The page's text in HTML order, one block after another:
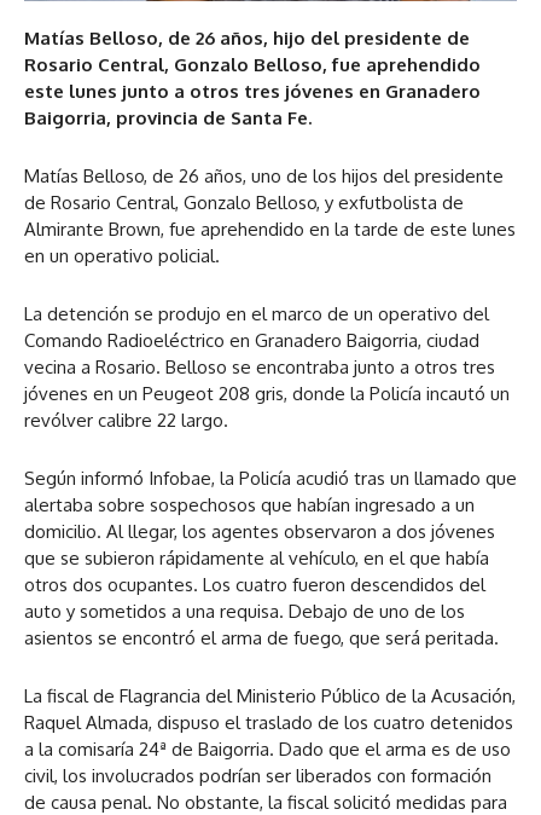
Matías Belloso, de 26 años, hijo del presidente de
Rosario Central, Gonzalo Belloso, fue aprehendido
este lunes junto a otros tres jóvenes en Granadero
Baigorria, provincia de Santa Fe.
Matías Belloso, de 26 años, uno de los hijos del presidente
de Rosario Central, Gonzalo Belloso, y exfutbolista de
Almirante Brown, fue aprehendido en la tarde de este lunes
en un operativo policial.
La detención se produjo en el marco de un operativo del
Comando Radioeléctrico en Granadero Baigorria, ciudad
vecina a Rosario. Belloso se encontraba junto a otros tres
jóvenes en un Peugeot 208 gris, donde la Policía incautó un
revólver calibre 22 largo.
Según informó Infobae, la Policía acudió tras un llamado que
alertaba sobre sospechosos que habían ingresado a un
domicilio. Al llegar, los agentes observaron a dos jóvenes
que se subieron rápidamente al vehículo, en el que había
otros dos ocupantes. Los cuatro fueron descendidos del
auto y sometidos a una requisa. Debajo de uno de los
asientos se encontró el arma de fuego, que será peritada.
La fiscal de Flagrancia del Ministerio Público de la Acusación,
Raquel Almada, dispuso el traslado de los cuatro detenidos
a la comisaría 24ª de Baigorria. Dado que el arma es de uso
civil, los involucrados podrían ser liberados con formación
de causa penal. No obstante, la fiscal solicitó medidas para